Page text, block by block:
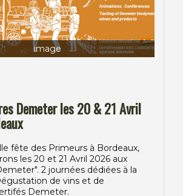
image
Demeter les 20 & 21 Avril
fête des Primeurs à Bordeaux,
les 20 et 21 Avril 2026 aux
2 journées dédiées à la
de vins et de
Demeter.